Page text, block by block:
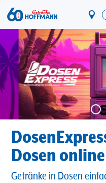
Direkt
zum
Inhalt
Startseite Getränke Hoffmann
Dosen
Getränke in Dosen